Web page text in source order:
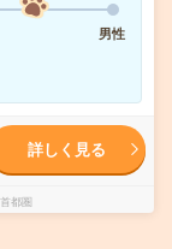
男性
詳しく見る
都圏